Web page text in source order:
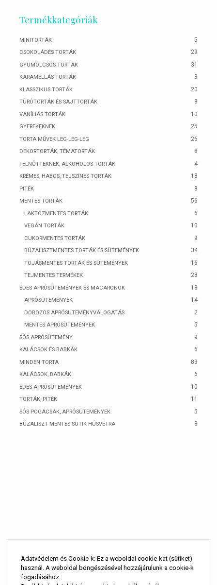
Termékkategóriák
MINITORTÁK 5
CSOKOLÁDÉS TORTÁK 29
GYÜMÖLCSÖS TORTÁK 31
KARAMELLÁS TORTÁK 3
KLASSZIKUS TORTÁK 20
TÚRÓTORTÁK ÉS SAJTTORTÁK 8
VANÍLIÁS TORTÁK 10
GYEREKEKNEK 25
TORTA MŰVEK LEG-LEG-LEG 26
DEKORTORTÁK, TÉMATORTÁK 8
FELNŐTTEKNEK, ALKOHOLOS TORTÁK 4
KRÉMES, HABOS, TEJSZÍNES TORTÁK 18
PITÉK 8
MENTES TORTÁK 56
LAKTÓZMENTES TORTÁK 6
VEGÁN TORTÁK 10
CUKORMENTES TORTÁK 9
BÚZALISZTMENTES TORTÁK ÉS SÜTEMÉNYEK 34
TOJÁSMENTES TORTÁK ÉS SÜTEMÉNYEK 16
TEJMENTES TERMÉKEK 28
ÉDES APRÓSÜTEMÉNYEK ÉS MACARONOK 18
APRÓSÜTEMÉNYEK 14
DOBOZOS APRÓSÜTEMÉNYVÁLOGATÁS 2
MENTES APRÓSÜTEMÉNYEK 5
SÓS APRÓSÜTEMÉNY 9
KALÁCSOK ÉS BABKÁK 6
MINDEN TORTA 83
KALÁCSOK, BABKÁK 6
ÉDES APRÓSÜTEMÉNYEK 10
TORTÁK, PITÉK 11
SÓS POGÁCSÁK, APRÓSÜTEMÉNYEK 5
BÚZALISZT MENTES SÜTIK HÚSVÉTRA 8
Adatvédelem és Cookie-k: Ez a weboldal cookie-kat (sütiket)
használ. A weboldal böngészésével hozzájárulunk a cookie-k
fogadásához.